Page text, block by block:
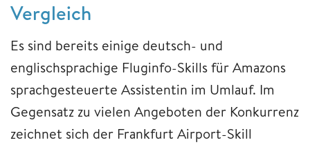
Vergleich
Es sind bereits einige deutsch- und
englischsprachige Fluginfo-Skills für Amazons
sprachgesteuerte Assistentin im Umlauf. Im
Gegensatz zu vielen Angeboten der Konkurrenz
zeichnet sich der Frankfurt Airport-Skill